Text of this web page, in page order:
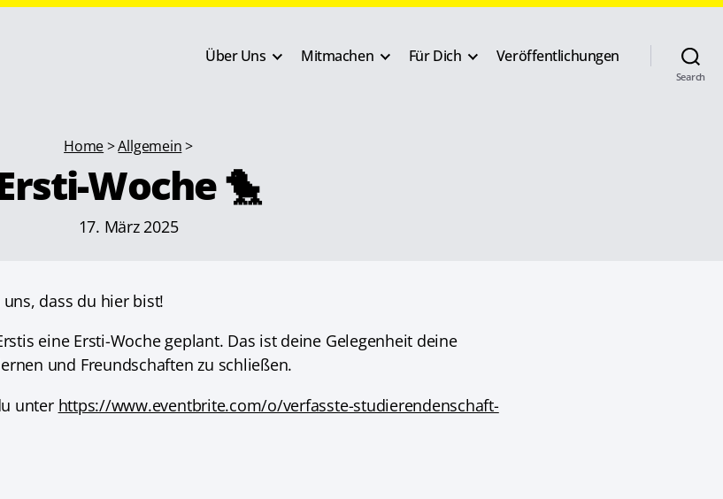
Über Uns Mitmachen Für Dich Veröffentlichungen
Search
Home>Allgemein>
Woche 🐤
17. März 2025
dass du hier bist!
eine Ersti-Woche geplant. Das ist deine Gelegenheit deine
und Freundschaften zu schließen.
unter https://www.eventbrite.com/o/verfasste-studierendenschaft-